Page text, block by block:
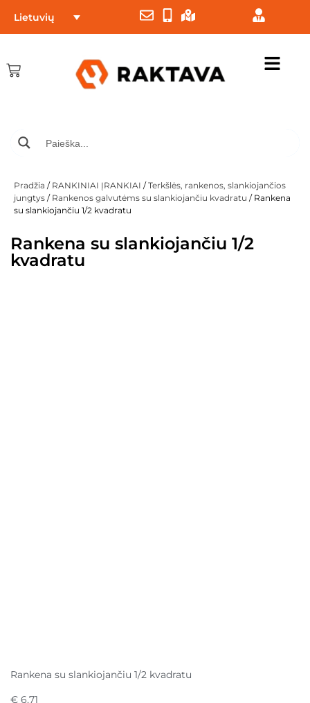
Lietuvių
Pradžia / RANKINIAI ĮRANKIAI /Terkšlės, rankenos, slankiojančios
jungtys / Rankenos galvutėms su slankiojančiu kvadratu / Rankena
su slankiojančiu 1/2 kvadratu
Rankena su slankiojančiu 1/2
kvadratu
Rankena su slankiojančiu 1/2 kvadratu
€ 6,71